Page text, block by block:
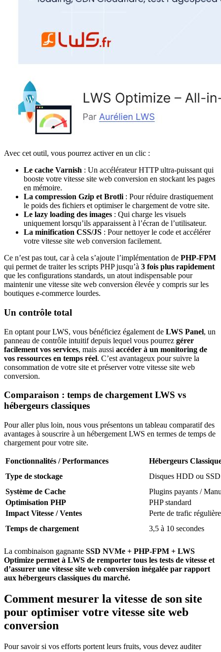
Avec cet outil, vous pourrez activer en un clic :
Le cache Varnish : Un accélérateur HTTP ultra-puissant qui
booste votre vitesse site web conversion en stockant les pages
en mémoire.
La compression Gzip et Brotli : Pour réduire drastiquement
le poids des fichiers et optimiser le chargement de votre site.
Le lazy loading des images : Qui charge les visuels
uniquement lorsqu’ils apparaissent à l’écran de l’utilisateur.
La minification CSS/JS : Pour nettoyer le code et accélérer
votre vitesse site web conversion facilement.
Ce n’est pas tout, car à cela s’ajoute l’implémentation de PHP-FPM
qui permet de traiter les scripts PHP jusqu’à 3 fois plus rapidement
que les configurations standards, un atout indispensable pour
maintenir une vitesse site web conversion élevée y compris sur les
boutiques e-commerce lourdes.
Un contrôle total
En optant pour LWS, vous bénéficiez également de LWS Panel, un
panneau de contrôle intuitif depuis lequel vous pourrez gérer
facilement vos services, mais aussi accéder à un monitoring de
vos ressources en temps réel. C’est avantageux pour suivre la
consommation de votre site et préserver votre vitesse site web
conversion.
Comparaison : temps de chargement LWS vs
hébergeurs classiques
Pour aller plus loin, nous vous présentons un tableau comparatif des
avantages à souscrire à un hébergement LWS en termes de temps de
chargement pour votre site.
Fonctionnalités / Performances
Hébergeurs
Type de stockage
Disques HDD ou SSD
Système de Cache
Plugins payants /
Optimisation PHP
PHP standard
Impact Vitesse / Ventes
Perte de trafic régulière
Temps de chargement
3,5 à 10 secondes
La combinaison gagnante SSD NVMe + PHP-FPM + LWS
Optimize permet à LWS de remporter tous les tests de vitesse et
d’assurer une vitesse site web conversion inégalée par rapport
aux hébergeurs classiques du marché.
Comment mesurer la vitesse de son site
pour optimiser votre vitesse site web
conversion
Pour savoir si vos efforts portent leurs fruits, vous devez auditer